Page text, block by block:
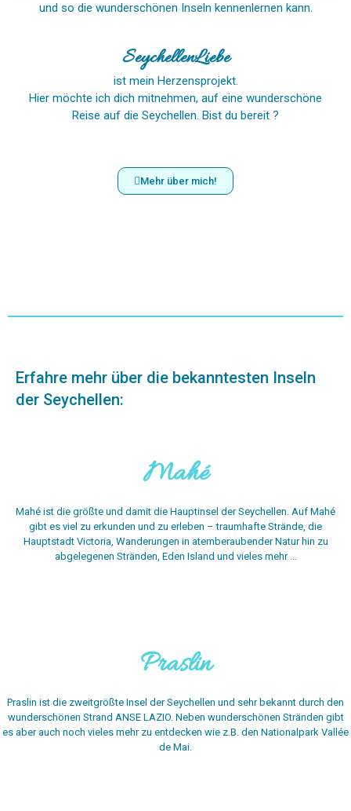
und so die wunderschönen Inseln kennenlernen kann.
SeychellenLiebe
ist mein Herzensprojekt.
Hier möchte ich dich mitnehmen, auf eine wunderschöne
Reise auf die Seychellen. Bist du bereit ?
Mehr über mich!
Erfahre mehr über die bekanntesten Inseln
der Seychellen:
Mahé
Mahé ist die größte und damit die Hauptinsel der Seychellen. Auf Mahé
gibt es viel zu erkunden und zu erleben – traumhafte Strände, die
Hauptstadt Victoria, Wanderungen in atemberaubender Natur hin zu
abgelegenen Stränden, Eden Island und vieles mehr …
Praslin
Praslin ist die zweitgrößte Insel der Seychellen und sehr bekannt durch den
wunderschönen Strand ANSE LAZIO. Neben wunderschönen Stränden gibt
es aber auch noch vieles mehr zu entdecken wie z.B. den Nationalpark Vallée
de Mai.